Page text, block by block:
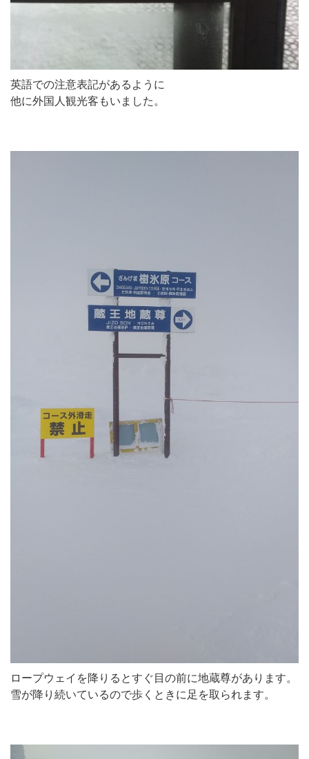
英語での注意表記があるように
他に外国人観光客もいました。
ロープウェイを降りるとすぐ目の前に地蔵尊があります。
雪が降り続いているので歩くときに足を取られます。